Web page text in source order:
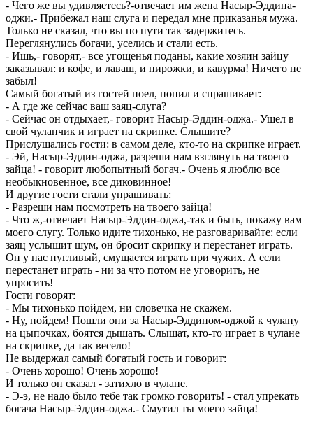
- Чего же вы удивляетесь?-отвечает им жена Насыр-Эддина-
оджи.- Прибежал наш слуга и передал мне приказанья мужа.
Только не сказал, что вы по пути так задержитесь.
Переглянулись богачи, уселись и стали есть.
- Ишь,- говорят,- все угощенья поданы, какие хозяин зайцу
заказывал: и кофе, и лаваш, и пирожки, и кавурма! Ничего не
забыл!
Самый богатый из гостей поел, попил и спрашивает:
- А где же сейчас ваш заяц-слуга?
- Сейчас он отдыхает,- говорит Насыр-Эддин-оджа.- Ушел в
свой чуланчик и играет на скрипке. Слышите?
Прислушались гости: в самом деле, кто-то на скрипке играет.
- Эй, Насыр-Эддин-оджа, разреши нам взглянуть на твоего
зайца! - говорит любопытный богач.- Очень я люблю все
необыкновенное, все диковинное!
И другие гости стали упрашивать:
- Разреши нам посмотреть на твоего зайца!
- Что ж,-отвечает Насыр-Эддин-оджа,-так и быть, покажу вам
моего слугу. Только идите тихонько, не разговаривайте: если
заяц услышит шум, он бросит скрипку и перестанет играть.
Он у нас пугливый, смущается играть при чужих. А если
перестанет играть - ни за что потом не уговорить, не
упросить!
Гости говорят:
- Мы тихонько пойдем, ни словечка не скажем.
- Ну, пойдем! Пошли они за Насыр-Эддином-оджой к чулану
на цыпочках, боятся дышать. Слышат, кто-то играет в чулане
на скрипке, да так весело!
Не выдержал самый богатый гость и говорит:
- Очень хорошо! Очень хорошо!
И только он сказал - затихло в чулане.
- Э-э, не надо было тебе так громко говорить! - стал упрекать
богача Насыр-Эддин-оджа.- Смутил ты моего зайца!